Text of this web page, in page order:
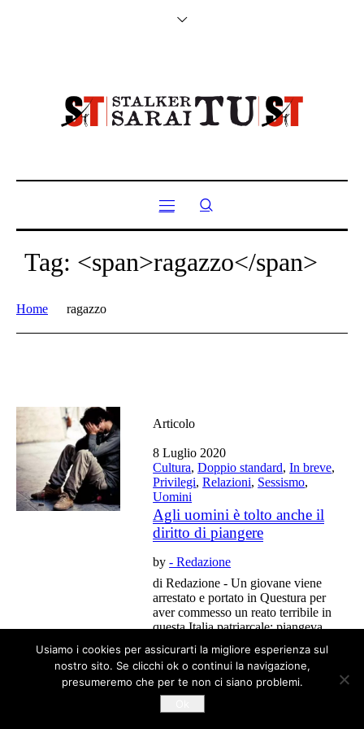
Tag: <span>ragazzo</span>
Home ragazzo
Articolo
8 Luglio 2020
Cultura,Doppio standard,In breve,
Privilegi,Relazioni, Sessismo,
Uomini
Agli uomini è tolto anche il
diritto di piangere
by- Redazione
di Redazione - Un giovane viene
arrestato e portato in Questura per
aver commesso un reato terribile in
questa Italia patriarcale: piangeva.
Usiamo i cookies per assicurarti la migliore esperienza sul
nostro sito. Se clicchi ok o continui la navigazione,
presumeremo che per te non ci siano problemi.